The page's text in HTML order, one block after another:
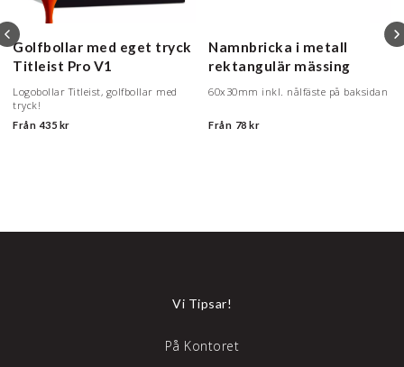
Golfbollar med eget tryck
Titleist Pro V1
Logobollar Titleist, golfbollar med
tryck!
Från 435 kr
Namnbricka i metall
rektangulär mässing
60x30mm inkl. nålfäste på baksidan
Från 78 kr
Vi Tipsar!
På Kontoret